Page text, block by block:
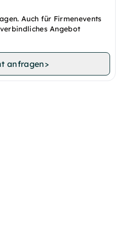
Auch für Firmenevents
Angebot
anfragen>